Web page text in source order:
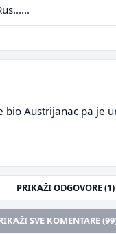
bio Austrijanac pa je
PRIKAŽI ODGOVORE (1)
SVE KOMENTARE